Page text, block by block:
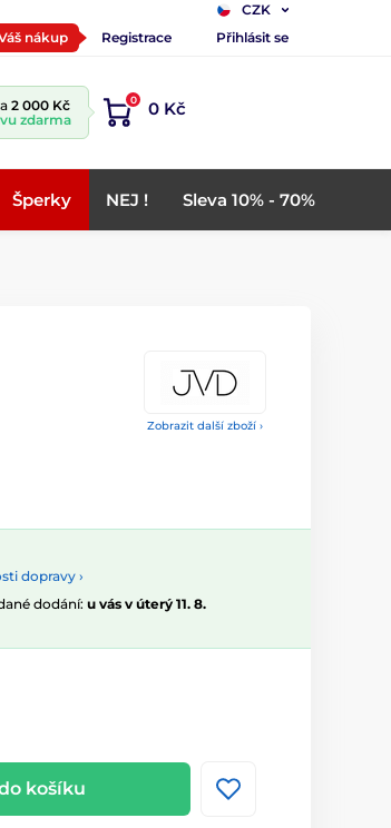
CZK
nákup Registrace Přihlásit se
2 000 Kč
zdarma
0 0 Kč
Šperky NEJ ! Sleva 10% - 70%
Zobrazit další zboží ›
dopravy ›
dodání: u vás v úterý 11. 8.
košíku